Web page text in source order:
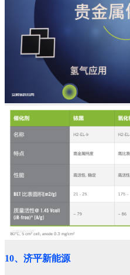
10、济平新能源